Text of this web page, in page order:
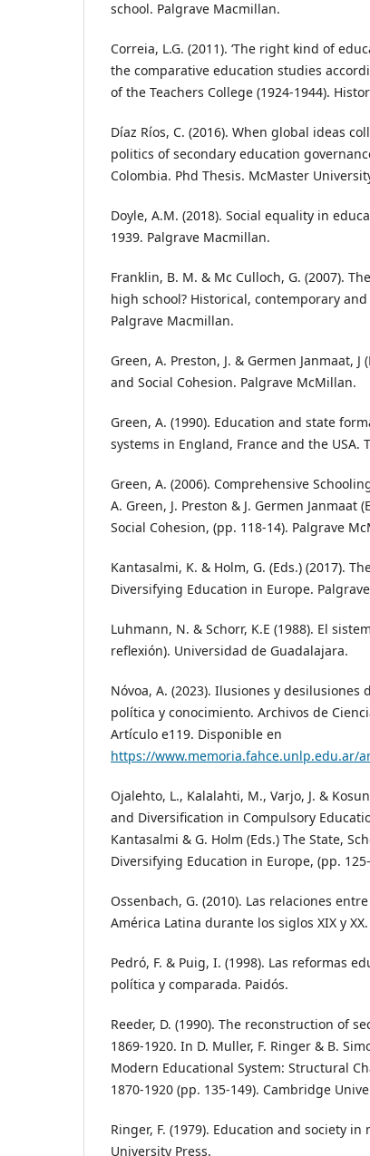
school. Palgrave Macmillan.
Correia, L.G. (2011). ‘The right kind of
the comparative education studies
of the Teachers College (1924-1944).
Díaz Ríos, C. (2016). When global ideas
politics of secondary education
Colombia. Phd Thesis. McMaster
Doyle, A.M. (2018). Social equality in
1939. Palgrave Macmillan.
Franklin, B. M. & Mc Culloch, G. (2007).
high school? Historical, contemporary
Palgrave Macmillan.
Green, A. Preston, J. & Germen Janmaat,
and Social Cohesion. Palgrave McMillan.
Green, A. (1990). Education and state
systems in England, France and the USA.
Green, A. (2006). Comprehensive
A. Green, J. Preston & J. Germen Janmaat
Social Cohesion, (pp. 118-14). Palgrave
Kantasalmi, K. & Holm, G. (Eds.) (2017).
Diversifying Education in Europe.
Luhmann, N. & Schorr, K.E (1988). El
reflexión). Universidad de Guadalajara.
Nóvoa, A. (2023). Ilusiones y desilusiones
política y conocimiento. Archivos de
Artículo e119. Disponible en
https://www.memoria.fahce.unlp.edu.ar/
Ojalehto, L., Kalalahti, M., Varjo, J. &
and Diversification in Compulsory
Kantasalmi & G. Holm (Eds.) The State,
Diversifying Education in Europe, (pp.
Ossenbach, G. (2010). Las relaciones
América Latina durante los siglos XIX y
Pedró, F. & Puig, I. (1998). Las reformas
política y comparada. Paidós.
Reeder, D. (1990). The reconstruction of
1869-1920. In D. Muller, F. Ringer & B.
Modern Educational System: Structural
1870-1920 (pp. 135-149). Cambridge
Ringer, F. (1979). Education and society
University Press.